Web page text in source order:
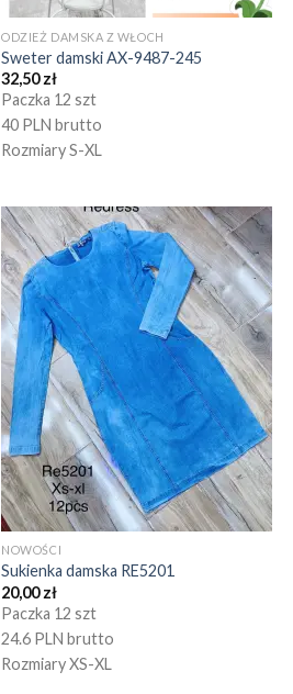
ODZIEŻ DAMSKA Z WŁOCH
Sweter damski AX-9487-245
32,50zł
Paczka 12 szt
40 PLN brutto
Rozmiary S-XL
NOWOŚCI
Sukienka damska RE5201
20,00zł
Paczka 12 szt
24.6 PLN brutto
Rozmiary XS-XL